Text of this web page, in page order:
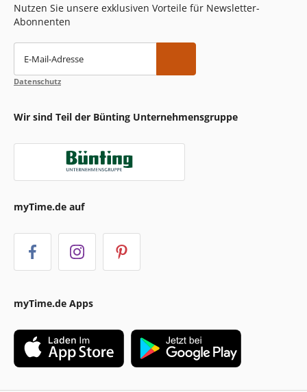
Nutzen Sie unsere exklusiven Vorteile für Newsletter-
Abonnenten
E-Mail-Adresse
Datenschutz
Wir sind Teil der Bünting Unternehmensgruppe
myTime.de auf
myTime.de Apps